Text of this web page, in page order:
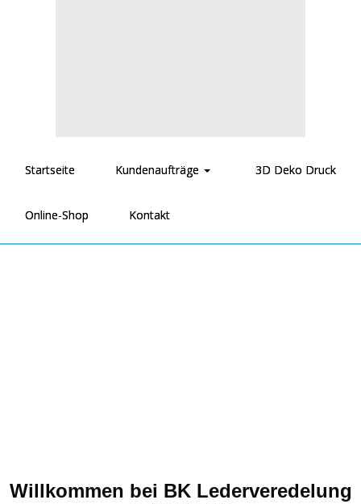
Startseite Kundenaufträge 3D Deko Druck
Online-Shop Kontakt
Willkommen bei BK Lederveredelung